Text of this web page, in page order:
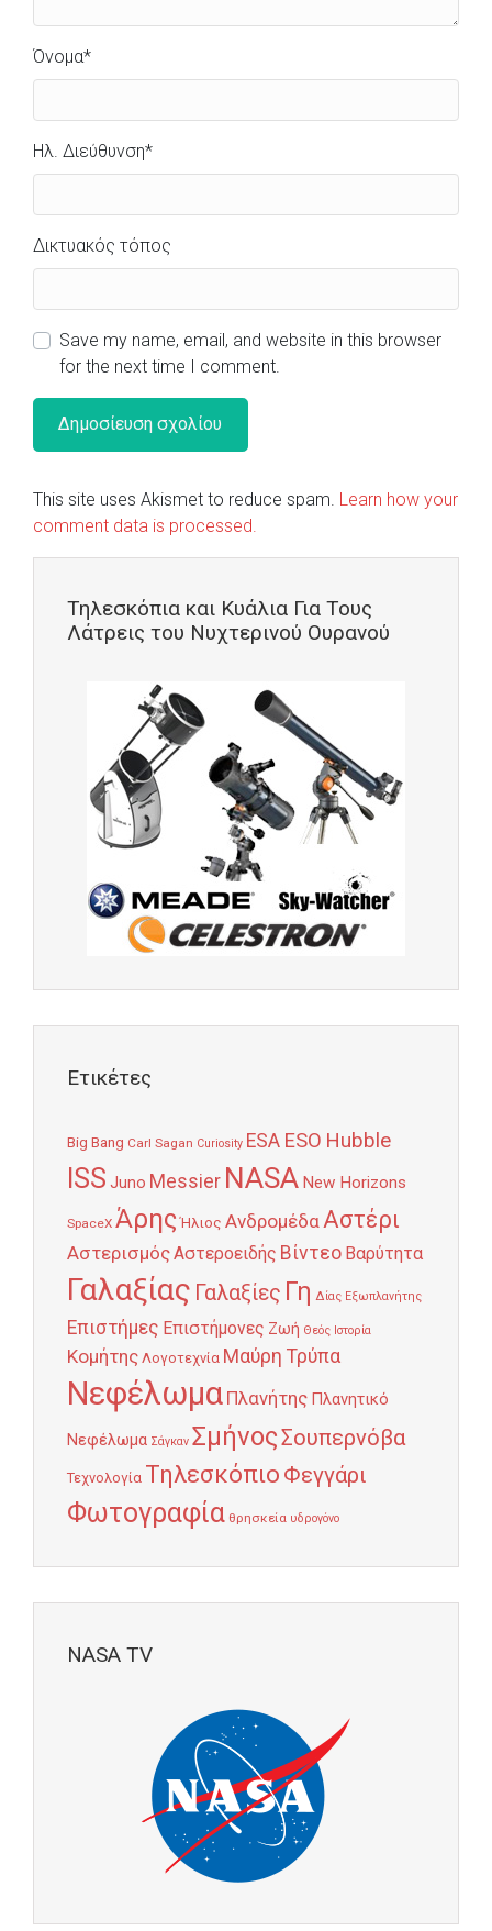
Όνομα*
Ηλ. Διεύθυνση*
Δικτυακός τόπος
Save my name, email, and website in this browser
for the next time I comment.
This site uses Akismet to reduce spam. Learn how your
comment data is processed.
Τηλεσκόπια και Κυάλια Για Τους
Λάτρεις του Νυχτερινού Ουρανού
Ετικέτες
Big Bang Carl Sagan Curiosity ESA ESO Hubble
ISS Juno Messier NASA New Horizons
SpaceX Άρης Ήλιος ΑνδρομέδαΑστέρι
ΑστερισμόςΑστεροειδής Βίντεο Βαρύτητα
Γαλαξίας Γαλαξίες Γη Δίας Εξωπλανήτης
Επιστήμες Επιστήμονες Ζωή Θεός Ιστορία
Κομήτης Λογοτεχνία Μαύρη Τρύπα
Νεφέλωμα Πλανήτης Πλανητικό
Νεφέλωμα Σάγκαν ΣμήνοςΣουπερνόβα
Τεχνολογία Τηλεσκόπιο Φεγγάρι
Φωτογραφία θρησκεία υδρογόνο
NASA TV